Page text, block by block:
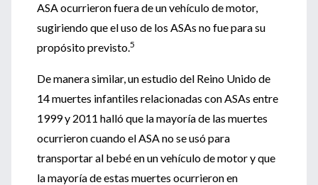
ASA ocurrieron fuera de un vehículo de motor,
sugiriendo que el uso de los ASAs no fue para su
propósito previsto.5
De manera similar, un estudio del Reino Unido de
14 muertes infantiles relacionadas con ASAs entre
1999 y 2011 halló que la mayoría de las muertes
ocurrieron cuando el ASA no se usó para
transportar al bebé en un vehículo de motor y que
la mayoría de estas muertes ocurrieron en